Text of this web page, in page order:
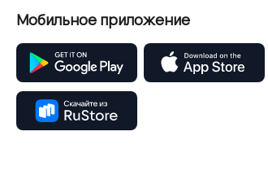
Мобильное приложение